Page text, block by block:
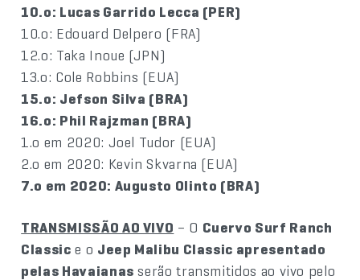
10.o: Lucas Garrido Lecca (PER)
10.o: Edouard Delpero (FRA)
12.o: Taka Inoue (JPN)
13.o: Cole Robbins (EUA)
15.o: Jefson Silva (BRA)
16.o: Phil Rajzman (BRA)
1.o em 2020: Joel Tudor (EUA)
2.o em 2020: Kevin Skvarna (EUA)
7.o em 2020: Augusto Olinto (BRA)
TRANSMISSÃO AO VIVO – O Cuervo Surf Ranch
Classic e o Jeep Malibu Classic apresentado
pelas Havaianas serão transmitidos ao vivo pelo